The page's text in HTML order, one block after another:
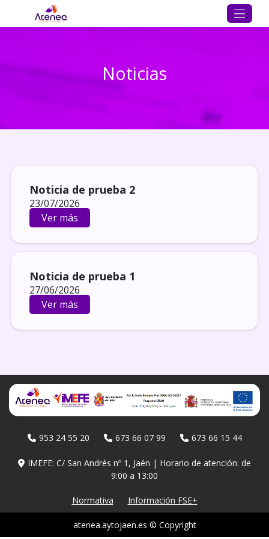
Noticias
Noticia de prueba 2
23/07/2026
Ver más
Noticia de prueba 1
27/06/2026
Ver más
953 24 55 20 673 66 07 99 673 66 15 44
IMEFE: C/ San Andrés nº 1, Jaén | Horario de atención: de
9:00 a 13:00
Normativa Información FSE+
atenea.aytojaen.es © Copyright